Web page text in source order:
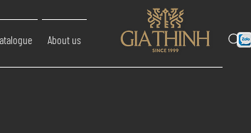
About us